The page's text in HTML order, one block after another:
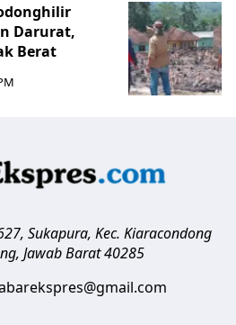
Darurat,
Berat
Sukapura, Kec. Kiaracondong
, Jawab Barat 40285